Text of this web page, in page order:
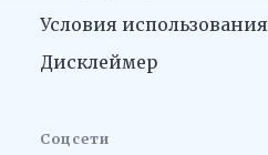
Условия использования
Дисклеймер
Соцсети